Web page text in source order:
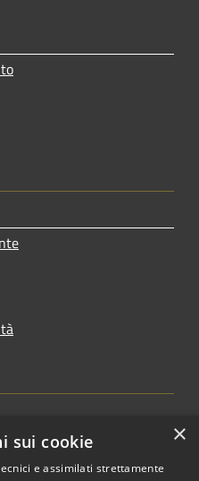
×
sui cookie
e assimilati strettamente